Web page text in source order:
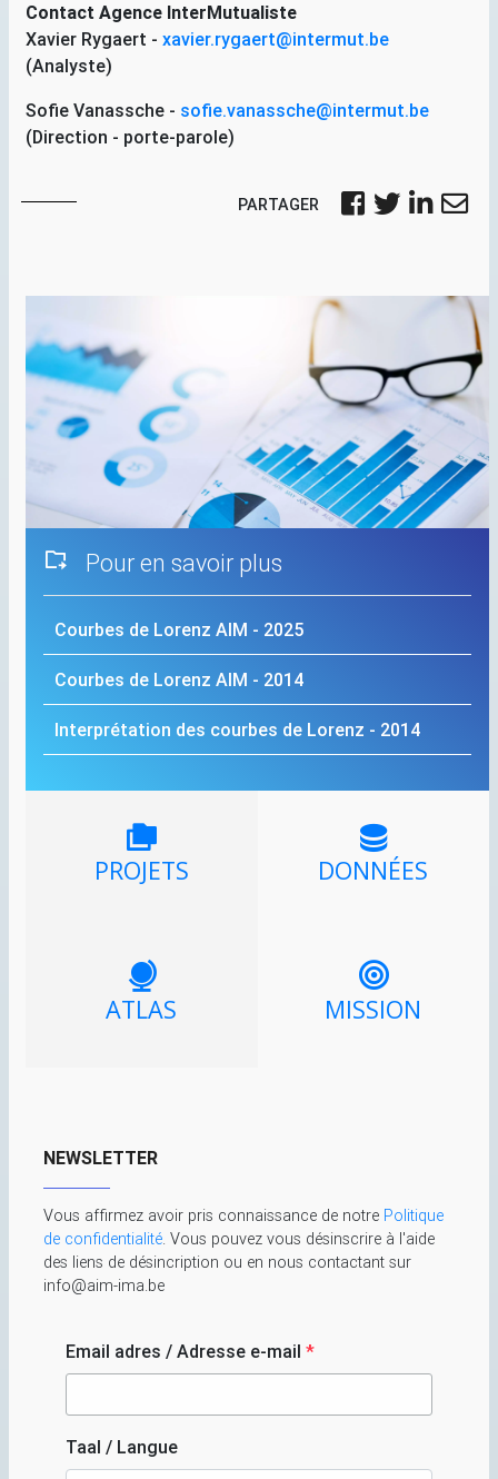
Contact Agence InterMutualiste
Xavier Rygaert - xavier.rygaert@intermut.be
(Analyste)
Sofie Vanassche - sofie.vanassche@intermut.be
(Direction - porte-parole)
PARTAGER
Pour en savoir plus
Courbes de Lorenz AIM - 2025
Courbes de Lorenz AIM - 2014
Interprétation des courbes de Lorenz - 2014
PROJETS DONNÉES
ATLAS MISSION
NEWSLETTER
Vous affirmez avoir pris connaissance de notre Politique
de confidentialité. Vous pouvez vous désinscrire à l'aide
des liens de désincription ou en nous contactant sur
info@aim-ima.be
Email adres / Adresse e-mail *
Taal / Langue